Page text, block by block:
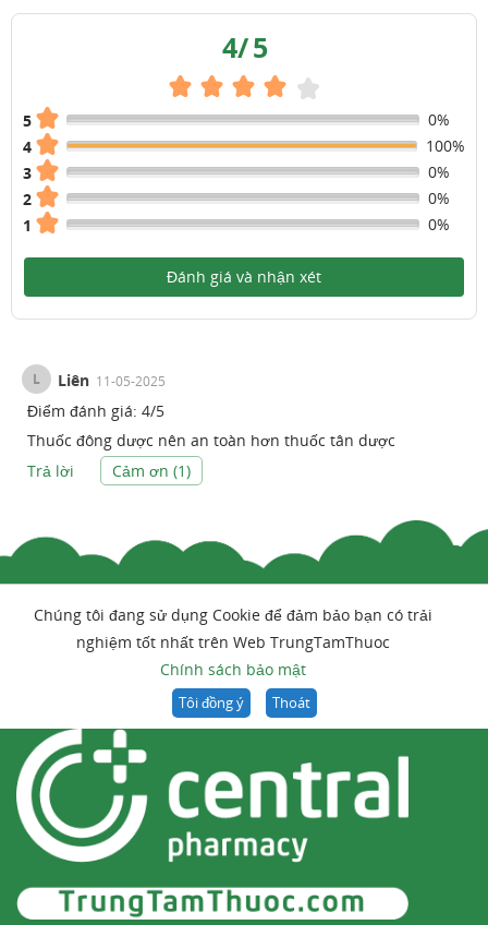
4/5
5
0%
4
100%
3
0%
2
0%
1
0%
Đánh giá và nhận xét
L Liên 11-05-2025
Điểm đánh giá: 4/5
Thuốc đông dược nên an toàn hơn thuốc tân dược
Trả lời
Cảm ơn (1)
Chúng tôi đang sử dụng Cookie để đảm bảo bạn có trải
nghiệm tốt nhất trên Web TrungTamThuoc
Chính sách bảo mật
Tôi đồng ý Thoát